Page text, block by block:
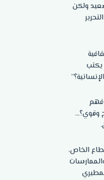
ولكن
يكتب
فهم
وقوي؟…
الخاص،